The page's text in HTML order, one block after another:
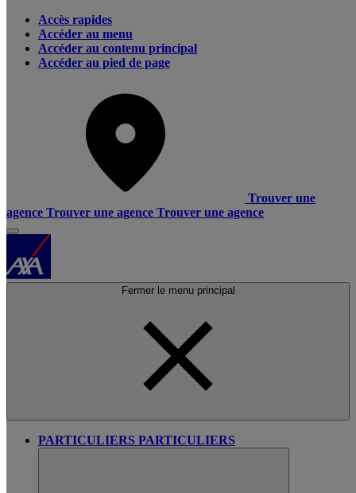
Accès rapides
Accéder au menu
Accéder au contenu principal
Accéder au pied de page
Trouver une
agence Trouver une agence Trouver une agence
Fermer le menu principal
PARTICULIERS PARTICULIERS